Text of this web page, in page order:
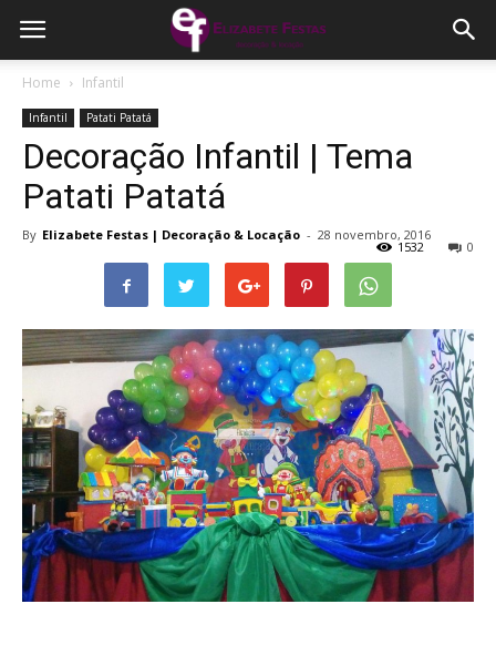
Home Infantil
Infantil Patati Patatá
Decoração Infantil | Tema
Patati Patatá
By Elizabete Festas | Decoração & Locação - 28 novembro, 2016
0
1532